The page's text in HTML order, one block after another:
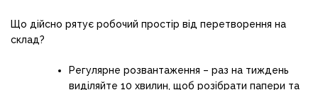
Що дійсно рятує робочий простір від перетворення на
склад?
Регулярне розвантаження – раз на тиждень
виділяйте 10 хвилин, щоб розібрати папери та